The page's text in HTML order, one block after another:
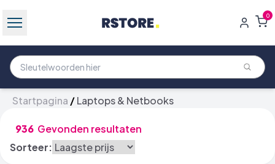
0
Startpagina /Laptops & Netbooks
936 Gevonden resultaten
Sorteer: